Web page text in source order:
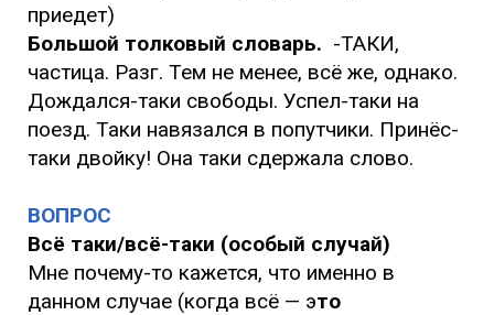
приедет)
Большой толковый словарь. -ТАКИ,
частица. Разг. Тем не менее, всё же, однако.
Дождался-таки свободы. Успел-таки на
поезд. Таки навязался в попутчики. Принёс-
таки двойку! Она таки сдержала слово.
ВОПРОС
Всё таки/всё-таки (особый случай)
Мне почему-то кажется, что именно в
данном случае (когда всё — это